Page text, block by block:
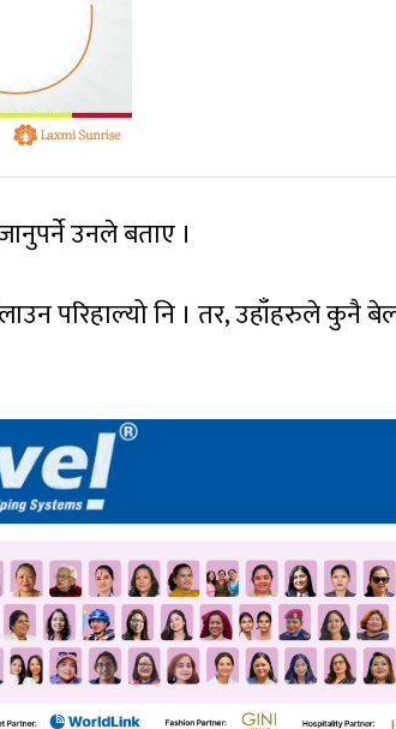
उनले बताए ।
परिहाल्यो नि । तर, उहाँहरुले कुनै